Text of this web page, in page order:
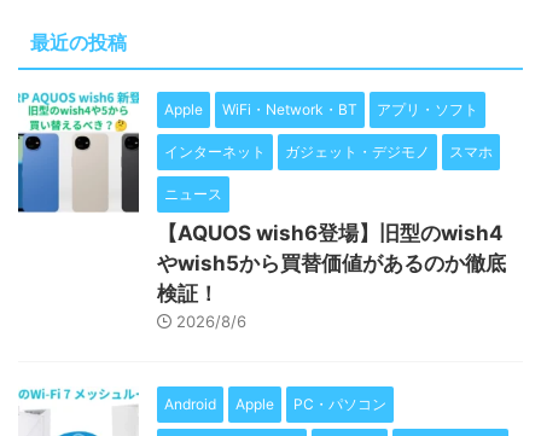
最近の投稿
Apple WiFi・Network・BT アプリ・ソフト
インターネット ガジェット・デジモノ スマホ
ニュース
【AQUOS wish6登場】旧型のwish4
やwish5から買替価値があるのか徹底
検証！
2026/8/6
Android Apple PC・パソコン